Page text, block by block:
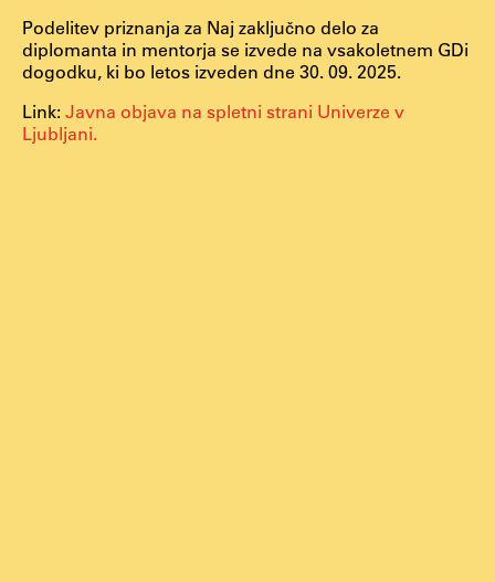
Raziskovanje
Raziskovalni projekti
Dosežki
Podelitev priznanja za Naj zaključno delo za
diplomanta in mentorja se izvede na vsakoletnem GDi
dogodku, ki bo letos izveden dne 30. 09. 2025.
Link:Javna objava na spletni strani Univerze v
Ljubljani.